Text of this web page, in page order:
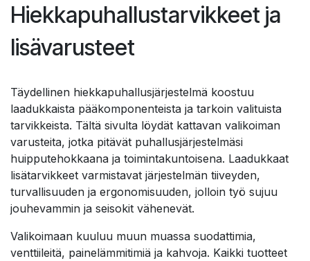
Hiekkapuhallustarvikkeet ja
lisävarusteet
Täydellinen hiekkapuhallusjärjestelmä koostuu
laadukkaista pääkomponenteista ja tarkoin valituista
tarvikkeista. Tältä sivulta löydät kattavan valikoiman
varusteita, jotka pitävät puhallusjärjestelmäsi
huipputehokkaana ja toimintakuntoisena. Laadukkaat
lisätarvikkeet varmistavat järjestelmän tiiveyden,
turvallisuuden ja ergonomisuuden, jolloin työ sujuu
jouhevammin ja seisokit vähenevät.
Valikoimaan kuuluu muun muassa suodattimia,
venttiileitä, painelämmitimiä ja kahvoja. Kaikki tuotteet